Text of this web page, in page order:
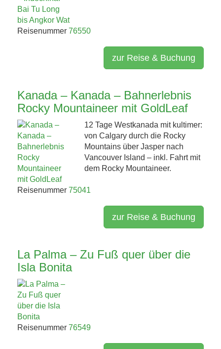
Reisenummer 76550
zur Reise & Buchung
Kanada – Kanada – Bahnerlebnis
Rocky Mountaineer mit GoldLeaf
12 Tage Westkanada mit kultimer:
von Calgary durch die Rocky
Mountains über Jasper nach
Vancouver Island – inkl. Fahrt mit
dem Rocky Mountaineer.
Reisenummer 75041
zur Reise & Buchung
La Palma – Zu Fuß quer über die
Isla Bonita
Reisenummer 76549